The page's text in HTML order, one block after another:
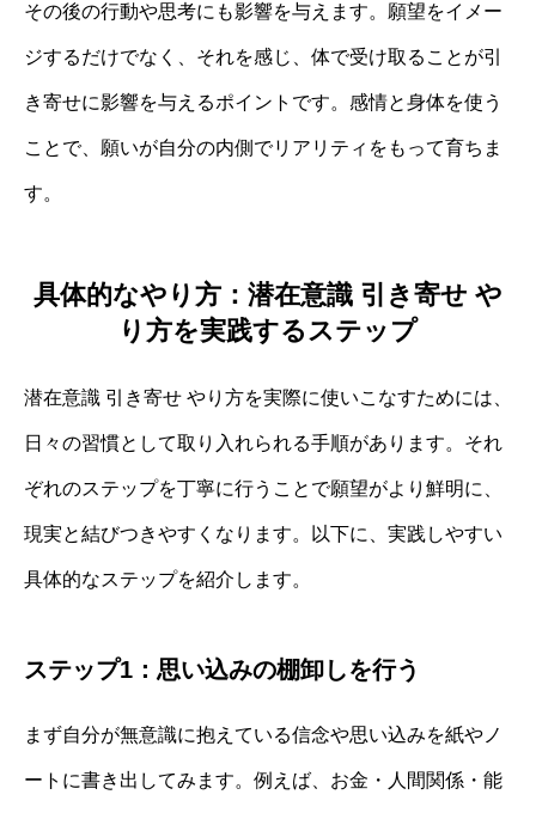
その後の行動や思考にも影響を与えます。願望をイメー
ジするだけでなく、それを感じ、体で受け取ることが引
き寄せに影響を与えるポイントです。感情と身体を使う
ことで、願いが自分の内側でリアリティをもって育ちま
す。
具体的なやり方：潜在意識 引き寄せ や
り方を実践するステップ
潜在意識 引き寄せ やり方を実際に使いこなすためには、
日々の習慣として取り入れられる手順があります。それ
ぞれのステップを丁寧に行うことで願望がより鮮明に、
現実と結びつきやすくなります。以下に、実践しやすい
具体的なステップを紹介します。
ステップ1：思い込みの棚卸しを行う
まず自分が無意識に抱えている信念や思い込みを紙やノ
ートに書き出してみます。例えば、お金・人間関係・能